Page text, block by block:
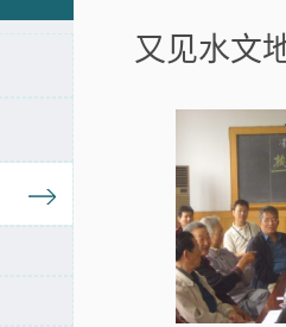
又见水文